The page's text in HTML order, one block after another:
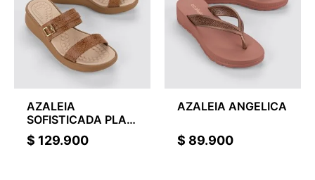
AZALEIA
SOFISTICADA PLAT
FEM
$ 129.900
AZALEIA ANGELICA
$ 89.900